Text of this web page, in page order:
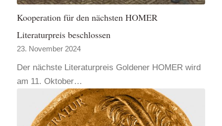
Kooperation für den nächsten HOMER
Literaturpreis beschlossen
23. November 2024
Der nächste Literaturpreis Goldener HOMER wird
am 11. Oktober…